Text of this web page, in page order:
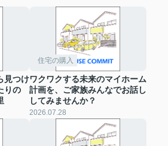
見つけ
りの
住宅の購入
ワクワクする未来のマイホーム
計画を、ご家族みんなでお話し
してみませんか？
2026.07.28